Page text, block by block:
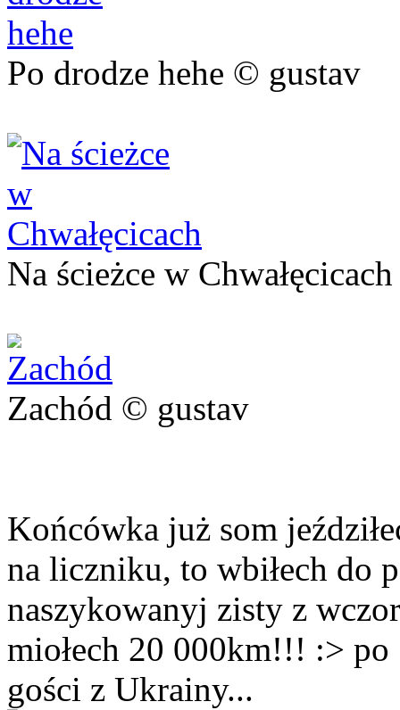
Po drodze hehe © gustav
Na ścieżce w
Zachód © gustav
Końcówka już som
na liczniku, to wbiłech do
naszykowanyj zisty z
miołech 20 000km!!! :>
gości z Ukrainy...